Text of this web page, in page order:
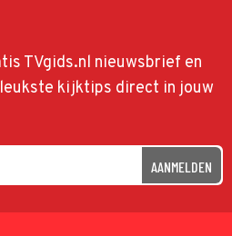
TVgids.nl nieuwsbrief en
kijktips direct in jouw
AANMELDEN